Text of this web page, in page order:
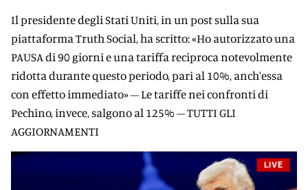
Il presidente degli Stati Uniti, in un post sulla sua
piattaforma Truth Social, ha scritto: «Ho autorizzato una
PAUSA di 90 giorni e una tariffa reciproca notevolmente
ridotta durante questo periodo, pari al 10%, anch'essa
con effetto immediato» – Le tariffe nei confronti di
Pechino, invece, salgono al 125% – TUTTI GLI
AGGIORNAMENTI
LIVE